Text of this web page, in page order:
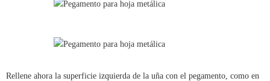
Rellene ahora la superficie izquierda de la uña con el pegamento, como en